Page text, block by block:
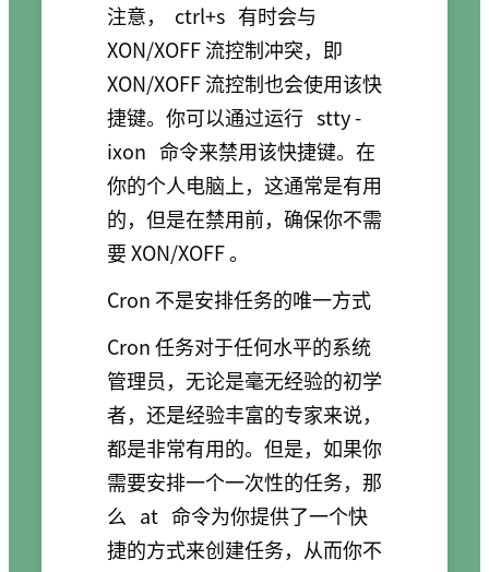
注意，
ctrl+s 有时会与
XON/XOFF 流控制冲突，即
XON/XOFF 流控制也会使用该快
捷键。你可以通过运行 stty -
ixon 命令来禁用该快捷键。在
你的个人电脑上，这通常是有用
的，但是在禁用前，确保你不需
要 XON/XOFF 。
Cron 不是安排任务的唯一方式
Cron 任务对于任何水平的系统
管理员，无论是毫无经验的初学
者，还是经验丰富的专家来说，
都是非常有用的。但是，如果你
需要安排一个一次性的任务，那
么 at 命令为你提供了一个快
捷的方式来创建任务，从而你不